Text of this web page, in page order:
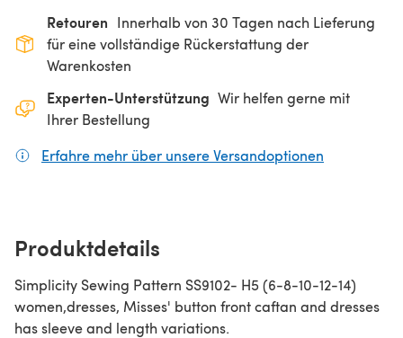
Retouren Innerhalb von 30 Tagen nach Lieferung
für eine vollständige Rückerstattung der
Warenkosten
Experten-Unterstützung Wir helfen gerne mit
Ihrer Bestellung
Erfahre mehr über unsere Versandoptionen
Produktdetails
Simplicity Sewing Pattern SS9102- H5 (6-8-10-12-14)
women,dresses, Misses' button front caftan and dresses
has sleeve and length variations.